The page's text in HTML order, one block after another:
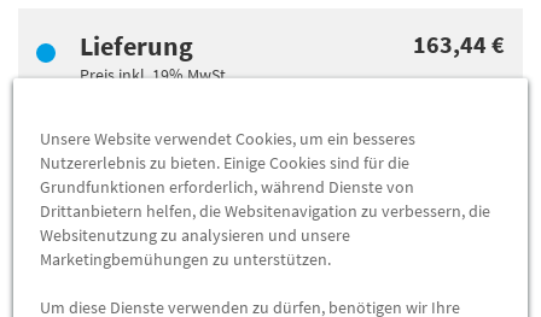
Lieferung
Preis inkl.19%MwSt.
163,44 €
Abholung
Preis inkl.19%MwSt.
Abholbar andiesen Standorten
156,30 €
-
Unsere Website verwendet Cookies, um ein besseres
Nutzererlebnis zu bieten. Einige Cookies sind für die
Grundfunktionen erforderlich, während Dienste von
Drittanbietern helfen, die Websitenavigation zu verbessern, die
Websitenutzung zu analysieren und unsere
Marketingbemühungen zu unterstützen.
Um diese Dienste verwenden zu dürfen, benötigen wir Ihre